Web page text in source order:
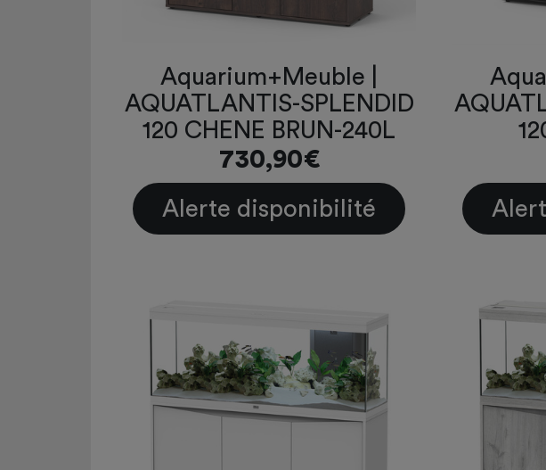
Aquarium+Meuble |
AQUATLANTIS-SPLENDID
120 CHENE BRUN-240L
730,90€
Alerte disponibilité